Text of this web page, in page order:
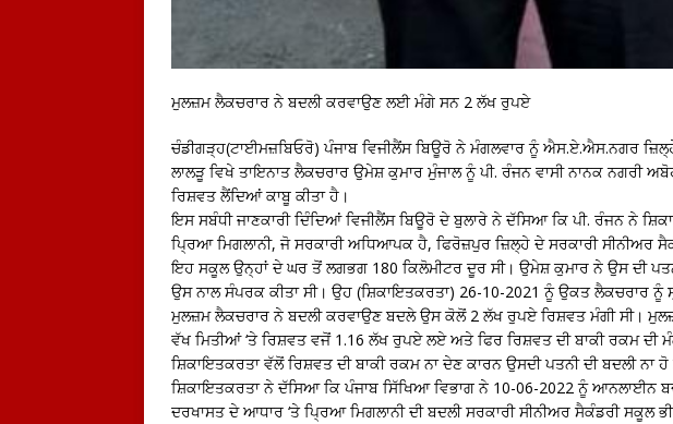
ਮੁਲਜ਼ਮ ਲੈਕਚਰਾਰ ਨੇ ਬਦਲੀ ਕਰਵਾਉਣ ਲਈ ਮੰਗੇ ਸਨ 2 ਲੱਖ ਰੁਪਏ
ਚੰਡੀਗੜ੍ਹ(ਟਾਈਮਜ਼ਬਿਓਰੋ) ਪੰਜਾਬ ਵਿਜੀਲੈਂਸ ਬਿਊਰੋ ਨੇ ਮੰਗਲਵਾਰ ਨੂੰ ਐਸ.ਏ.ਐਸ.ਨਗਰ
ਲਾਲੜੂ ਵਿਖੇ ਤਾਇਨਾਤ ਲੈਕਚਰਾਰ ਉਮੇਸ਼ ਕੁਮਾਰ ਮੁੰਜਾਲ ਨੂੰ ਪੀ. ਰੰਜਨ ਵਾਸੀ ਨਾਨਕ ਨਗਰੀ
ਰਿਸ਼ਵਤ ਲੈਂਦਿਆਂ ਕਾਬੂ ਕੀਤਾ ਹੈ।
ਇਸ ਸਬੰਧੀ ਜਾਣਕਾਰੀ ਦਿੰਦਿਆਂ ਵਿਜੀਲੈਂਸ ਬਿਊਰੋ ਦੇ ਬੁਲਾਰੇ ਨੇ ਦੱਸਿਆ ਕਿ ਪੀ. ਰੰਜਨ ਨੇ
ਪ੍ਰਿਆ ਮਿਗਲਾਨੀ, ਜੋ ਸਰਕਾਰੀ ਅਧਿਆਪਕ ਹੈ, ਫਿਰੋਜ਼ਪੁਰ ਜ਼ਿਲ੍ਹੇ ਦੇ ਸਰਕਾਰੀ ਸੀਨੀਅਰ
ਇਹ ਸਕੂਲ ਉਨ੍ਹਾਂ ਦੇ ਘਰ ਤੋਂ ਲਗਭਗ 180 ਕਿਲੋਮੀਟਰ ਦੂਰ ਸੀ। ਉਮੇਸ਼ ਕੁਮਾਰ ਨੇ ਉਸ ਦੀ
ਉਸ ਨਾਲ ਸੰਪਰਕ ਕੀਤਾ ਸੀ। ਉਹ (ਸ਼ਿਕਾਇਤਕਰਤਾ) 26-10-2021 ਨੂੰ ਉਕਤ ਲੈਕਚਰਾਰ
ਮੁਲਜ਼ਮ ਲੈਕਚਰਾਰ ਨੇ ਬਦਲੀ ਕਰਵਾਉਣ ਬਦਲੇ ਉਸ ਕੋਲੋਂ 2 ਲੱਖ ਰੁਪਏ ਰਿਸ਼ਵਤ ਮੰਗੀ ਸੀ।
ਵੱਖ ਮਿਤੀਆਂ ‘ਤੇ ਰਿਸ਼ਵਤ ਵਜੋਂ 1.16 ਲੱਖ ਰੁਪਏ ਲਏ ਅਤੇ ਫਿਰ ਰਿਸ਼ਵਤ ਦੀ ਬਾਕੀ ਰਕਮ ਦੀ
ਸ਼ਿਕਾਇਤਕਰਤਾ ਵੱਲੋਂ ਰਿਸ਼ਵਤ ਦੀ ਬਾਕੀ ਰਕਮ ਨਾ ਦੇਣ ਕਾਰਨ ਉਸਦੀ ਪਤਨੀ ਦੀ ਬਦਲੀ ਨਾ ਹੋ
ਸ਼ਿਕਾਇਤਕਰਤਾ ਨੇ ਦੱਸਿਆ ਕਿ ਪੰਜਾਬ ਸਿੱਖਿਆ ਵਿਭਾਗ ਨੇ 10-06-2022 ਨੂੰ
ਦਰਖਾਸਤ ਦੇ ਆਧਾਰ ‘ਤੇ ਪ੍ਰਿਆ ਮਿਗਲਾਨੀ ਦੀ ਬਦਲੀ ਸਰਕਾਰੀ ਸੀਨੀਅਰ ਸੈਕੰਡਰੀ ਸਕੂਲ